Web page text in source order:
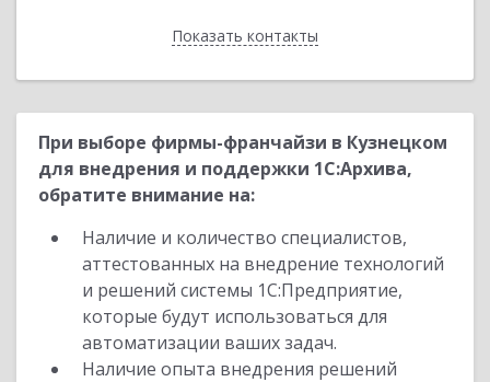
Показать контакты
Назад
При выборе фирмы-франчайзи в Кузнецком
для внедрения и поддержки 1С:Архива,
обратите внимание на:
Наличие и количество специалистов,
аттестованных на внедрение технологий
и решений системы 1С:Предприятие,
которые будут использоваться для
автоматизации ваших задач.
Наличие опыта внедрения решений